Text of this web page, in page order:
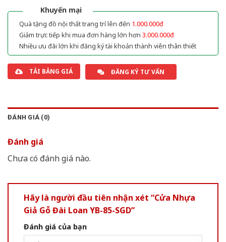
Khuyến mại
Quà tặng đồ nội thất trang trí lên đến 1.000.000đ
Giảm trực tiếp khi mua đơn hàng lớn hơn 3.000.000đ
Nhiều ưu đãi lớn khi đăng ký tài khoản thành viên thân thiết
TẢI BẢNG GIÁ ĐĂNG KÝ TƯ VẤN
ĐÁNH GIÁ (0)
Đánh giá
Chưa có đánh giá nào.
Hãy là người đầu tiên nhận xét “Cửa Nhựa
Giả Gỗ Đài Loan YB-85-SGD”
Đánh giá của bạn